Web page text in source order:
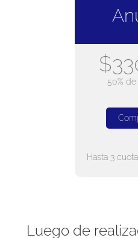
50%
Hasta 3
Luego de